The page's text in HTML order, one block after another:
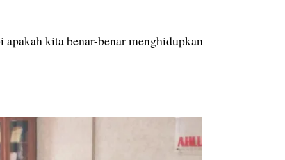
apakah kita benar-benar menghidupkan